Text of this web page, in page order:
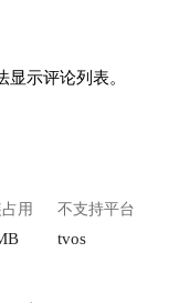
示评论列表。
用 不支持平台
tvos